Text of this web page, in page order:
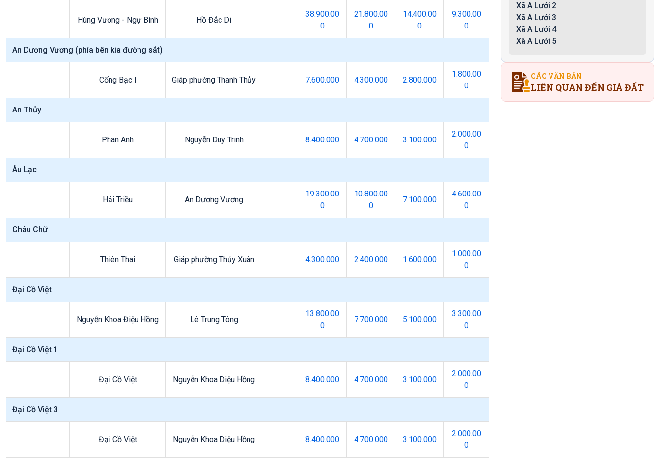
Hùng Vương - Ngự Bình Hồ Đắc Di
38.900.00
0
21.800.00
0
14.400.00
0
9.300.00
0
An Dương Vương (phía bên kia đường sắt)
Cống Bạc I Giáp phường Thanh Thủy 7.600.000 4.300.000 2.800.000
1.800.00
0
An Thủy
Phan Anh Nguyễn Duy Trinh 8.400.000 4.700.000 3.100.000
2.000.00
0
Âu Lạc
Hải Triều An Dương Vương
19.300.00
0
10.800.00
0
7.100.000
4.600.00
0
Châu Chữ
Thiên Thai Giáp phường Thủy Xuân 4.300.000 2.400.000 1.600.000
1.000.00
0
Đại Cồ Việt
Nguyễn Khoa Điệu Hồng Lê Trung Tông
13.800.00
0
7.700.000 5.100.000
3.300.00
0
Đại Cồ Việt 1
Đại Cồ Việt Nguyễn Khoa Diệu Hồng 8.400.000 4.700.000 3.100.000
2.000.00
0
Đại Cồ Việt 3
Đại Cồ Việt Nguyễn Khoa Diệu Hồng 8.400.000 4.700.000 3.100.000
2.000.00
0
Xã A Lưới 2
Xã A Lưới 3
Xã A Lưới 4
Xã A Lưới 5
CÁC VĂN BẢN
LIÊN QUAN ĐẾN GIÁ ĐẤT